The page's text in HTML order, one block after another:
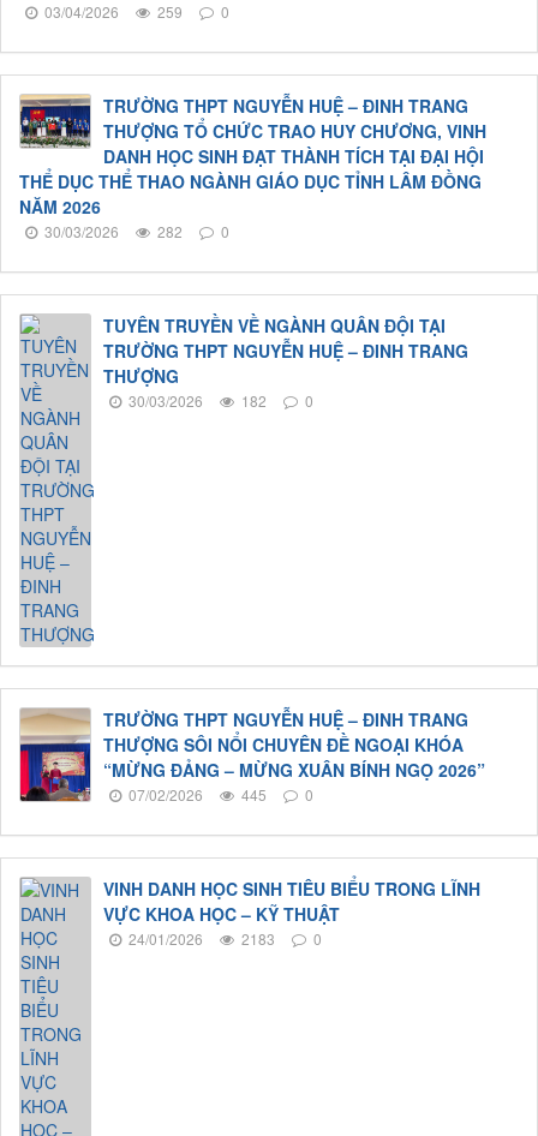
03/04/2026 259 0
TRƯỜNG THPT NGUYỄN HUỆ – ĐINH TRANG
THƯỢNG TỔ CHỨC TRAO HUY CHƯƠNG, VINH
DANH HỌC SINH ĐẠT THÀNH TÍCH TẠI ĐẠI HỘI
THỂ DỤC THỂ THAO NGÀNH GIÁO DỤC TỈNH LÂM ĐỒNG
NĂM 2026
30/03/2026 282 0
TUYÊN TRUYỀN VỀ NGÀNH QUÂN ĐỘI TẠI
TRƯỜNG THPT NGUYỄN HUỆ – ĐINH TRANG
THƯỢNG
30/03/2026 182 0
TRƯỜNG THPT NGUYỄN HUỆ – ĐINH TRANG
THƯỢNG SÔI NỔI CHUYÊN ĐỀ NGOẠI KHÓA
“MỪNG ĐẢNG – MỪNG XUÂN BÍNH NGỌ 2026”
07/02/2026 445 0
VINH DANH HỌC SINH TIÊU BIỂU TRONG LĨNH
VỰC KHOA HỌC – KỸ THUẬT
24/01/2026 2183 0